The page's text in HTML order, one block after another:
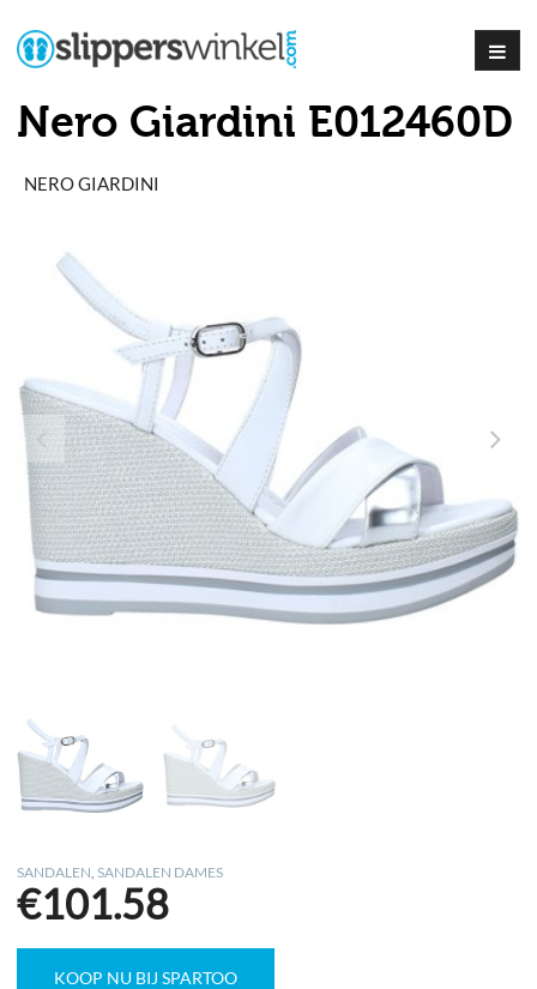
Nero Giardini E012460D
NERO GIARDINI
SANDALEN ,SANDALEN DAMES
€101.58
KOOP NU BIJ SPARTOO